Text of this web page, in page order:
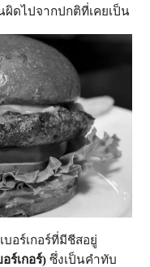
ดไปจากปกติที่เคยเป็น
อร์เกอร์ที่มีชีสอยู่
ร์เกอร์) ซึ่งเป็นคำทับ